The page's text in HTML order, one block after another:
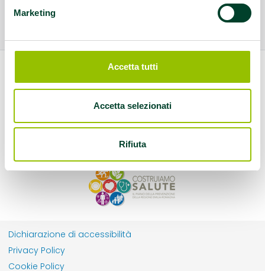
Marketing
Accetta tutti
Accetta selezionati
Rifiuta
Dichiarazione di accessibilità
Privacy Policy
Cookie Policy